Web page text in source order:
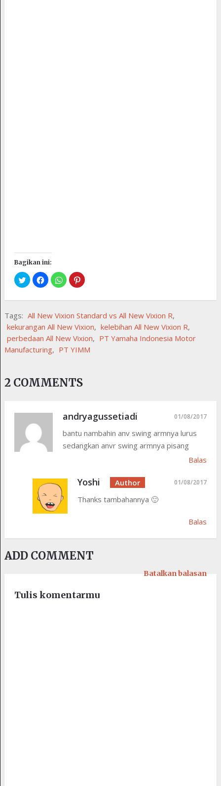
Bagikan ini:
Tags: All New Vixion Standard vs All New Vixion R,
kekurangan All New Vixion, kelebihan All New Vixion R,
perbedaan All New Vixion, PT Yamaha Indonesia Motor
Manufacturing, PT YIMM
2 COMMENTS
andryagussetiadi 01/08/2017
bantu nambahin anv swing armnya lurus
sedangkan anvr swing armnya pisang
Balas
Yoshi 01/08/2017
Thanks tambahannya 🙂
Balas
ADD COMMENT
Tulis komentarmu
Batalkan balasan